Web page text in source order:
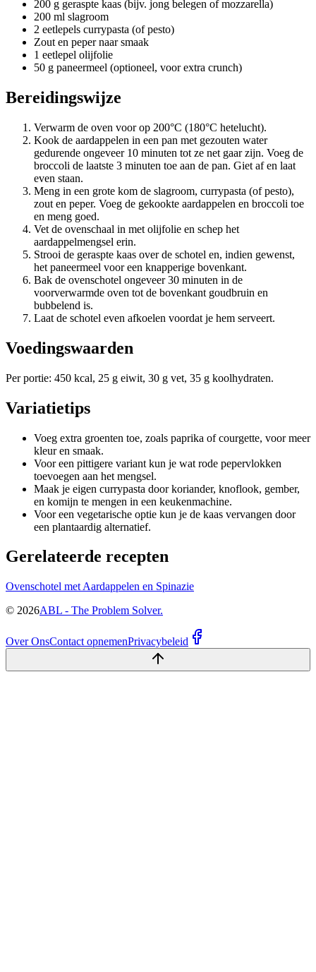
200 g geraspte kaas (bijv. jong belegen of mozzarella)
200 ml slagroom
2 eetlepels currypasta (of pesto)
Zout en peper naar smaak
1 eetlepel olijfolie
50 g paneermeel (optioneel, voor extra crunch)
Bereidingswijze
Verwarm de oven voor op 200°C (180°C hetelucht).
Kook de aardappelen in een pan met gezouten water
gedurende ongeveer 10 minuten tot ze net gaar zijn. Voeg de
broccoli de laatste 3 minuten toe aan de pan. Giet af en laat
even staan.
Meng in een grote kom de slagroom, currypasta (of pesto),
zout en peper. Voeg de gekookte aardappelen en broccoli toe
en meng goed.
Vet de ovenschaal in met olijfolie en schep het
aardappelmengsel erin.
Strooi de geraspte kaas over de schotel en, indien gewenst,
het paneermeel voor een knapperige bovenkant.
Bak de ovenschotel ongeveer 30 minuten in de
voorverwarmde oven tot de bovenkant goudbruin en
bubbelend is.
Laat de schotel even afkoelen voordat je hem serveert.
Voedingswaarden
Per portie: 450 kcal, 25 g eiwit, 30 g vet, 35 g koolhydraten.
Variatietips
Voeg extra groenten toe, zoals paprika of courgette, voor meer
kleur en smaak.
Voor een pittigere variant kun je wat rode pepervlokken
toevoegen aan het mengsel.
Maak je eigen currypasta door koriander, knoflook, gember,
en komijn te mengen in een keukenmachine.
Voor een vegetarische optie kun je de kaas vervangen door
een plantaardig alternatief.
Gerelateerde recepten
Ovenschotel met Aardappelen en Spinazie
© 2026ABL - The Problem Solver.
Over OnsContact opnemenPrivacybeleid